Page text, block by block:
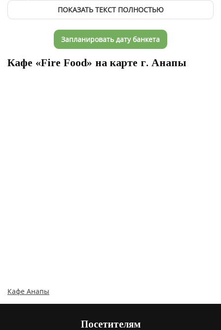
ПОКАЗАТЬ ТЕКСТ ПОЛНОСТЬЮ
Запланировать дату банкета
Кафе «Fire Food» на карте г. Анапы
Кафе Анапы
Посетителям